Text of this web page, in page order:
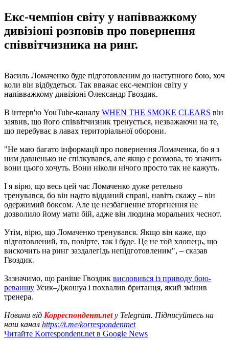
Екс-чемпіон світу у напівважкому
дивізіоні розповів про повернення
співвітчизника на ринг.
Василь Ломаченко буде підготовленим до наступного бою, хоч
коли він відбудеться. Так вважає екс-чемпіон світу у
напівважкому дивізіоні Олександр Гвоздик.
В інтерв'ю YouTube-каналу WHEN THE SMOKE CLEARS він
заявив, що його співвітчизник тренується, незважаючи на те,
що перебуває в лавах територіальної оборони.
"Не маю багато інформації про повернення Ломаченка, бо я з
ним давненько не спілкувався, але якщо є розмова, то значить
вони цього хочуть. Вони ніколи нічого просто так не кажуть.
І я вірю, що весь цей час Ломаченко дуже ретельно
тренувався, бо він надто відданий справі, навіть скажу – він
одержимий боксом. Але це незбагненне вторгнення не
дозволило йому мати бій, адже він людина моральних чеснот.
Утім, вірю, що Ломаченко тренувався. Якщо він каже, що
підготовлений, то, повірте, так і буде. Це не той хлопець, що
вискочить на ринг заздалегідь непідготовленим", – сказав
Гвоздик.
Зазначимо, що раніше Гвоздик висловився із приводу бою-
реваншу Усик–Джошуа і похвалив британця, який змінив
тренера.
Новини від Корреспондент.netу Telegram. Підписуйтесь на
наш канал https://t.me/korrespondentnet
Читайте Korrespondent.net в Google News